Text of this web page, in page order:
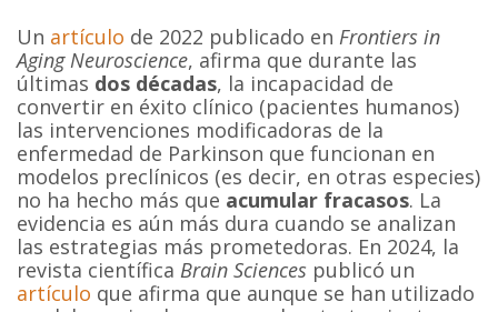
Un artículo de 2022 publicado en Frontiers in
Aging Neuroscience, afirma que durante las
últimas dos décadas, la incapacidad de
convertir en éxito clínico (pacientes humanos)
las intervenciones modificadoras de la
enfermedad de Parkinson que funcionan en
modelos preclínicos (es decir, en otras especies)
no ha hecho más que acumular fracasos. La
evidencia es aún más dura cuando se analizan
las estrategias más prometedoras. En 2024, la
revista científica Brain Sciences publicó un
artículo que afirma que aunque se han utilizado